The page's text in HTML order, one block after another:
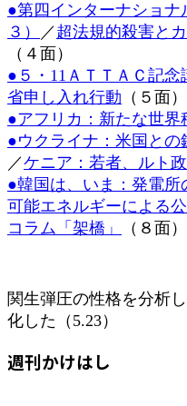
●第四インターナショ
３）
／ 超法規的殺害と
（４面）
●５・11ＡＴＴＡＣ記念
省申し入れ行動 （５面）
●アフリカ：新たな世界
●ウクライナ：米国との
／ケニア：若者、ルト
●韓国は、いま：発電所
可能エネルギーによる
コラム「架橋」
（８面）
関生弾圧の性格を分析
化した（5.23）
週刊かけはし